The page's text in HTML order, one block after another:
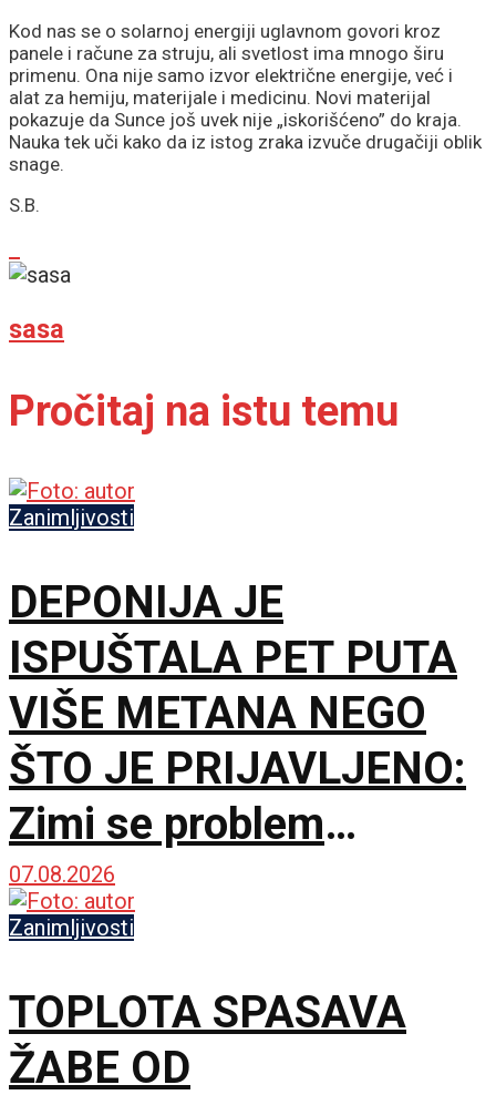
postao zaštitni krov
Kod nas se o solarnoj energiji uglavnom govori kroz
panele i račune za struju, ali svetlost ima mnogo širu
primenu. Ona nije samo izvor električne energije, već i
alat za hemiju, materijale i medicinu. Novi materijal
pokazuje da Sunce još uvek nije „iskorišćeno” do kraja.
Nauka tek uči kako da iz istog zraka izvuče drugačiji oblik
snage.
S.B.
sasa
Pročitaj na istu temu
Zanimljivosti
DEPONIJA JE
ISPUŠTALA PET PUTA
VIŠE METANA NEGO
ŠTO JE PRIJAVLJENO:
Zimi se problem
dodatno pogoršavao
07.08.2026
Zanimljivosti
TOPLOTA SPASAVA
ŽABE OD